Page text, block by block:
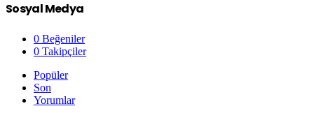
Sosyal Medya
0 Beğeniler
0 Takipçiler
Popüler
Son
Yorumlar